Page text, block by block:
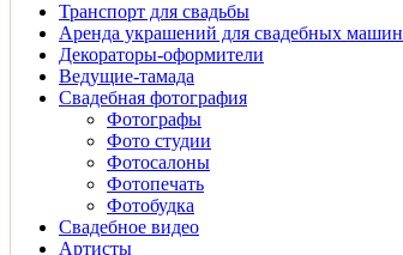
Транспорт для свадьбы
Аренда украшений для свадебных машин
Декораторы-оформители
Ведущие-тамада
Свадебная фотография
Фотографы
Фото студии
Фотосалоны
Фотопечать
Фотобудка
Свадебное видео
Артисты